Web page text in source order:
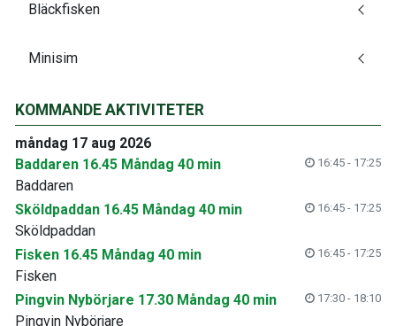
Bläckfisken
Minisim
KOMMANDE AKTIVITETER
måndag 17 aug 2026
Baddaren 16.45 Måndag 40 min
16:45 - 17:25
Baddaren
Sköldpaddan 16.45 Måndag 40 min
16:45 - 17:25
Sköldpaddan
Fisken 16.45 Måndag 40 min
16:45 - 17:25
Fisken
Pingvin Nybörjare 17.30 Måndag 40 min
17:30 - 18:10
Pingvin Nybörjare